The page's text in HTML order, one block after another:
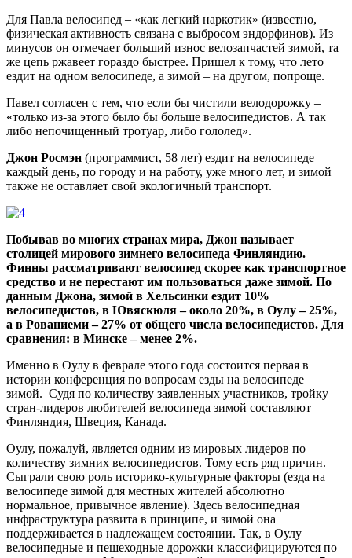
Для Павла велосипед – «как легкий наркотик» (известно,
физическая активность связана с выбросом эндорфинов). Из
минусов он отмечает больший износ велозапчастей зимой, та
же цепь ржавеет гораздо быстрее. Пришел к тому, что лето
ездит на одном велосипеде, а зимой – на другом, попроще.
Павел согласен с тем, что если бы чистили велодорожку –
«только из-за этого было бы больше велосипедистов. А так
либо непочищенный тротуар, либо гололед».
Джон Росмэн (программист, 58 лет) ездит на велосипеде
каждый день, по городу и на работу, уже много лет, и зимой
также не оставляет свой экологичный транспорт.
Побывав во многих странах мира, Джон называет
столицей мирового зимнего велосипеда Финляндию.
Финны рассматривают велосипед скорее как транспортное
средство и не перестают им пользоваться даже зимой. По
данным Джона, зимой в Хельсинки ездит 10%
велосипедистов, в Ювяскюля – около 20%, в Оулу – 25%,
а в Рованиеми – 27% от общего числа велосипедистов. Для
сравнения: в Минске – менее 2%.
Именно в Оулу в феврале этого года состоится первая в
истории конференция по вопросам езды на велосипеде
зимой. Судя по количеству заявленных участников, тройку
стран-лидеров любителей велосипеда зимой составляют
Финляндия, Швеция, Канада.
Оулу, пожалуй, является одним из мировых лидеров по
количеству зимних велосипедистов. Тому есть ряд причин.
Сыграли свою роль историко-культурные факторы (езда на
велосипеде зимой для местных жителей абсолютно
нормальное, привычное явление). Здесь велосипедная
инфраструктура развита в принципе, и зимой она
поддерживается в надлежащем состоянии. Так, в Оулу
велосипедные и пешеходные дорожки классифицируются по